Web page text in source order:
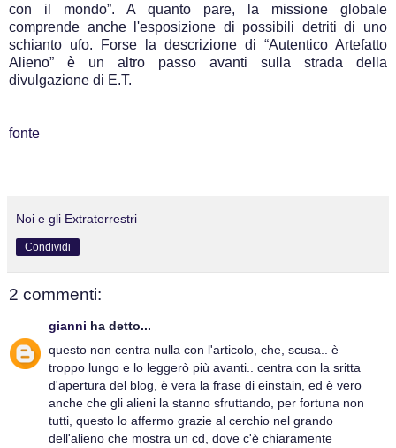
con il mondo”. A quanto pare, la missione globale
comprende anche l'esposizione di possibili detriti di uno
schianto ufo. Forse la descrizione di “Autentico Artefatto
Alieno” è un altro passo avanti sulla strada della
divulgazione di E.T.
fonte
Noi e gli Extraterrestri
Condividi
2 commenti:
gianni ha detto...
questo non centra nulla con l'articolo, che, scusa.. è
troppo lungo e lo leggerò più avanti.. centra con la sritta
d'apertura del blog, è vera la frase di einstain, ed è vero
anche che gli alieni la stanno sfruttando, per fortuna non
tutti, questo lo affermo grazie al cerchio nel grando
dell'alieno che mostra un cd, dove c'è chiaramente